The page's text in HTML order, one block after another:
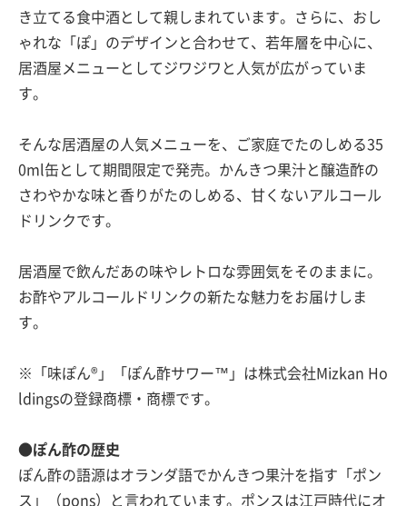
き立てる食中酒として親しまれています。さらに、おし
ゃれな「ぽ」のデザインと合わせて、若年層を中心に、
居酒屋メニューとしてジワジワと人気が広がっていま
す。
そんな居酒屋の人気メニューを、ご家庭でたのしめる35
0ml缶として期間限定で発売。かんきつ果汁と醸造酢の
さわやかな味と香りがたのしめる、甘くないアルコール
ドリンクです。
居酒屋で飲んだあの味やレトロな雰囲気をそのままに。
お酢やアルコールドリンクの新たな魅力をお届けしま
す。
※「味ぽん®」「ぽん酢サワー™」は株式会社Mizkan Ho
ldingsの登録商標・商標です。
●ぽん酢の歴史
ぽん酢の語源はオランダ語でかんきつ果汁を指す「ポン
ス」（pons）と言われています。ポンスは江戸時代にオ